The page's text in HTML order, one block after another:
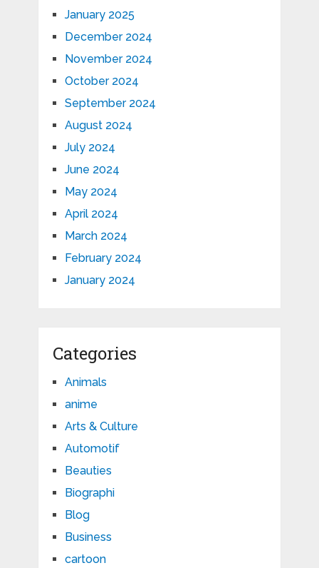
January 2025
December 2024
November 2024
October 2024
September 2024
August 2024
July 2024
June 2024
May 2024
April 2024
March 2024
February 2024
January 2024
Categories
Animals
anime
Arts & Culture
Automotif
Beauties
Biographi
Blog
Business
cartoon